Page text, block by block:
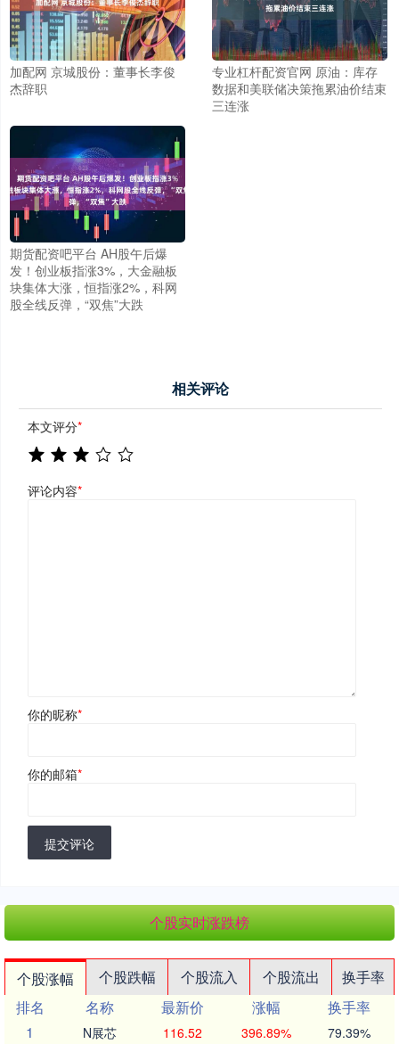
加配网 京城股份：董事长李俊
杰辞职
专业杠杆配资官网 原油：库存
数据和美联储决策拖累油价结束
三连涨
期货配资吧平台 AH股午后爆
发！创业板指涨3%，大金融板
块集体大涨，恒指涨2%，科网
股全线反弹，“双焦”大跌
相关评论
本文评分*
评论内容*
你的昵称*
你的邮箱*
提交评论
个股实时涨跌榜
个股涨幅 个股跌幅 个股流入 个股流出
换手率
排名
名称 最新价 涨幅
换手率
1
N展芯 116.52 396.89% 79.39%